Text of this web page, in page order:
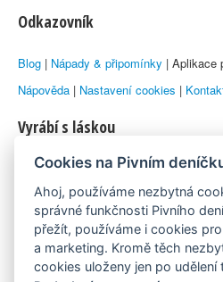
Odkazovník
Blog | Nápady & připomínky | Aplikace
Nápověda | Nastavení cookies |
Vyrábí s láskou
© 2010–2026 byLukáš Zemanaka
Máme rádi
Pivní.info
Cookies na Pivním
Ahoj, používáme nezbytná
správné funkčnosti Pivního
přežít, používáme i cookies
a marketing. Kromě těch
cookies uloženy jen po udělení